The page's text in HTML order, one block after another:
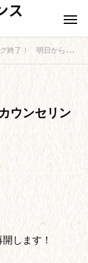
ス
明日からカウンセリング営業再開！
ウンセリン
します！